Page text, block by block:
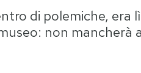
di polemiche, era
non mancherà